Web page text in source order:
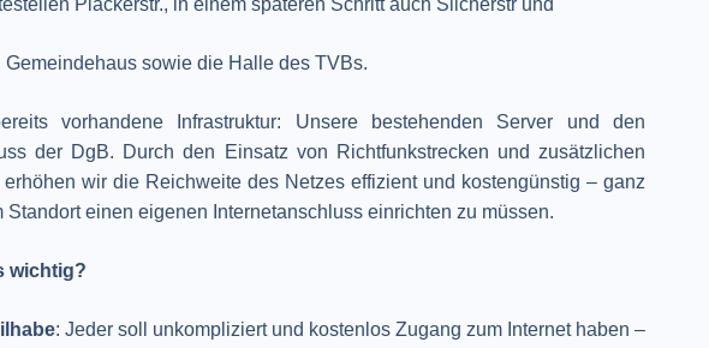
Pläckerstr., in einem späteren Schritt auch Silcherstr und
Gemeindehaus sowie die Halle des TVBs.
vorhandene Infrastruktur: Unsere bestehenden Server und den
der DgB. Durch den Einsatz von Richtfunkstrecken und zusätzlichen
wir die Reichweite des Netzes effizient und kostengünstig – ganz
Standort einen eigenen Internetanschluss einrichten zu müssen.
wichtig?
: Jeder soll unkompliziert und kostenlos Zugang zum Internet haben –